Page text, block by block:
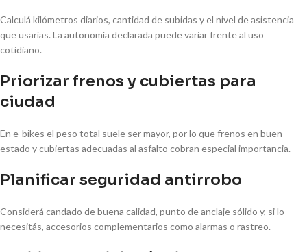
Calculá kilómetros diarios, cantidad de subidas y el nivel de asistencia
que usarías. La autonomía declarada puede variar frente al uso
cotidiano.
Priorizar frenos y cubiertas para
ciudad
En e-bikes el peso total suele ser mayor, por lo que frenos en buen
estado y cubiertas adecuadas al asfalto cobran especial importancia.
Planificar seguridad antirrobo
Considerá candado de buena calidad, punto de anclaje sólido y, si lo
necesitás, accesorios complementarios como alarmas o rastreo.